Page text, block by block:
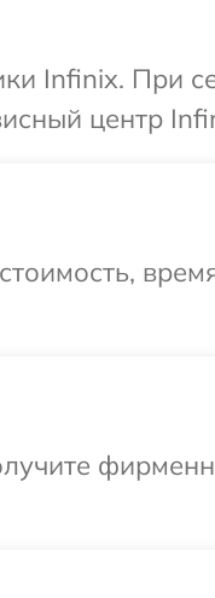
Infinix. При
центр